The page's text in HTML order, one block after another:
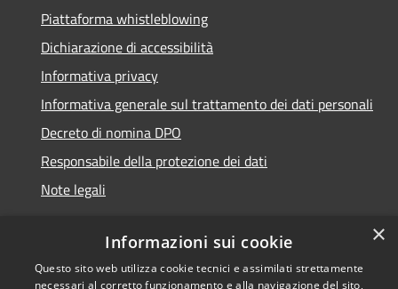
Piattaforma whistleblowing
Dichiarazione di accessibilità
Informativa privacy
Informativa generale sul trattamento dei dati personali
Decreto di nomina DPO
Responsabile della protezione dei dati
Note legali
RSS © 2021 - 2026 Comune di
×
Informazioni sui cookie
Questo sito web utilizza cookie tecnici e assimilati strettamente
necessari al corretto funzionamento e alla navigazione del sito,